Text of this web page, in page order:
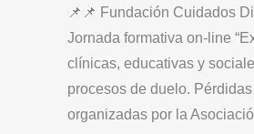
📌📌 Fundación Cuidados
Jornada formativa on-line
clínicas, educativas y
procesos de duelo. Pérdidas
organizadas por la